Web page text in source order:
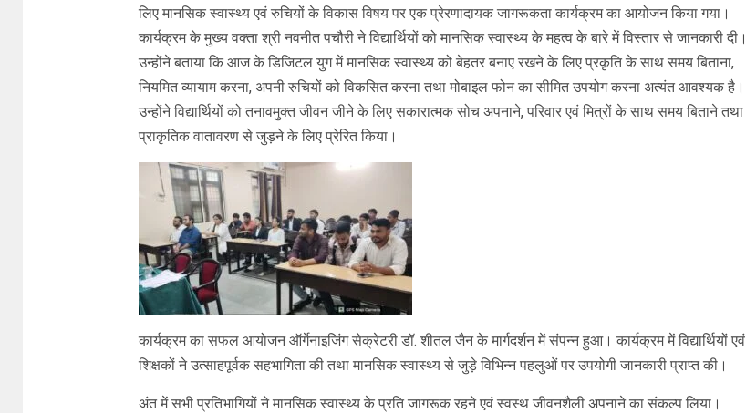
लिए मानसिक स्वास्थ्य एवं रुचियों के विकास विषय पर एक प्रेरणादायक जागरूकता कार्यक्रम का आयोजन किया गया।
कार्यक्रम के मुख्य वक्ता श्री नवनीत पचौरी ने विद्यार्थियों को मानसिक स्वास्थ्य के महत्व के बारे में विस्तार से जानकारी दी।
उन्होंने बताया कि आज के डिजिटल युग में मानसिक स्वास्थ्य को बेहतर बनाए रखने के लिए प्रकृति के साथ समय बिताना,
नियमित व्यायाम करना, अपनी रुचियों को विकसित करना तथा मोबाइल फोन का सीमित उपयोग करना अत्यंत आवश्यक है।
उन्होंने विद्यार्थियों को तनावमुक्त जीवन जीने के लिए सकारात्मक सोच अपनाने, परिवार एवं मित्रों के साथ समय बिताने तथा
प्राकृतिक वातावरण से जुड़ने के लिए प्रेरित किया।
कार्यक्रम का सफल आयोजन ऑर्गेनाइजिंग सेक्रेटरी डॉ. शीतल जैन के मार्गदर्शन में संपन्न हुआ। कार्यक्रम में विद्यार्थियों एवं
शिक्षकों ने उत्साहपूर्वक सहभागिता की तथा मानसिक स्वास्थ्य से जुड़े विभिन्न पहलुओं पर उपयोगी जानकारी प्राप्त की।
अंत में सभी प्रतिभागियों ने मानसिक स्वास्थ्य के प्रति जागरूक रहने एवं स्वस्थ जीवनशैली अपनाने का संकल्प लिया।